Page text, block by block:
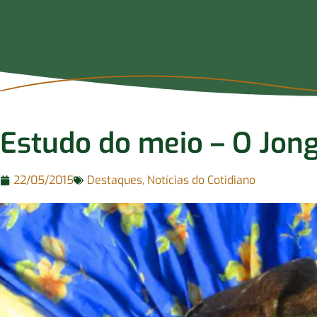
Estudo do meio – O
22/05/2015 Destaques, Notícias do Cotidiano